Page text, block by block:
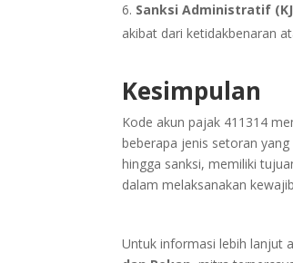
Sanksi Administratif
akibat dari ketidakbenaran
Kesimpulan
Kode akun pajak 411314
beberapa jenis setoran
hingga sanksi, memiliki
dalam melaksanakan
Untuk informasi lebih lanjut